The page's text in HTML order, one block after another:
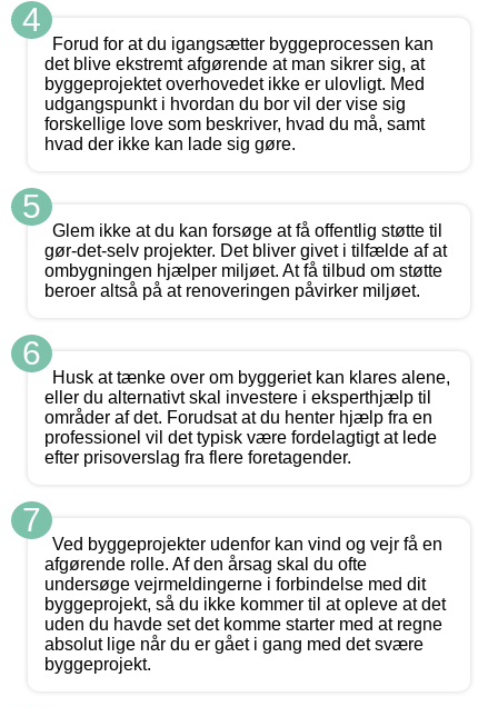
4
Forud for at du igangsætter byggeprocessen kan
det blive ekstremt afgørende at man sikrer sig, at
byggeprojektet overhovedet ikke er ulovligt. Med
udgangspunkt i hvordan du bor vil der vise sig
forskellige love som beskriver, hvad du må, samt
hvad der ikke kan lade sig gøre.
5
Glem ikke at du kan forsøge at få offentlig støtte til
gør-det-selv projekter. Det bliver givet i tilfælde af at
ombygningen hjælper miljøet. At få tilbud om støtte
beroer altså på at renoveringen påvirker miljøet.
6
Husk at tænke over om byggeriet kan klares alene,
eller du alternativt skal investere i eksperthjælp til
områder af det. Forudsat at du henter hjælp fra en
professionel vil det typisk være fordelagtigt at lede
efter prisoverslag fra flere foretagender.
7
Ved byggeprojekter udenfor kan vind og vejr få en
afgørende rolle. Af den årsag skal du ofte
undersøge vejrmeldingerne i forbindelse med dit
byggeprojekt, så du ikke kommer til at opleve at det
uden du havde set det komme starter med at regne
absolut lige når du er gået i gang med det svære
byggeprojekt.